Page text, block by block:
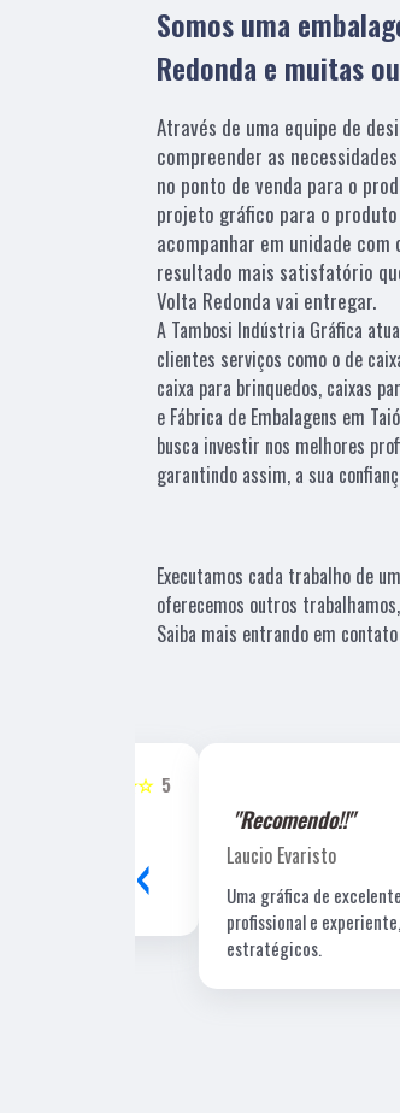
Somos uma
Redonda e muitas
Através de uma equipe de
compreender as
no ponto de venda para o
projeto gráfico para o
acompanhar em unidade
resultado mais satisfatório
Volta Redonda vai entregar.
A Tambosi Indústria Gráfica
clientes serviços como o de
caixa para brinquedos, caixas
e Fábrica de Embalagens em
busca investir nos melhores
garantindo assim, a sua
Executamos cada trabalho de
oferecemos outros
Saiba mais entrando em
"Recomendo!!"
Laucio Evaristo
Uma gráfica de excelente
profissional e experiente, um
estratégicos.
‹